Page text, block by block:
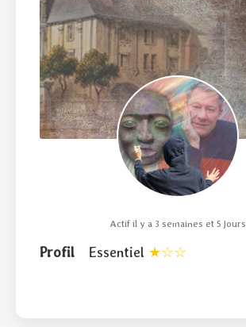
Actif il y a 3 semaines et 5 jours
Profil Essentiel